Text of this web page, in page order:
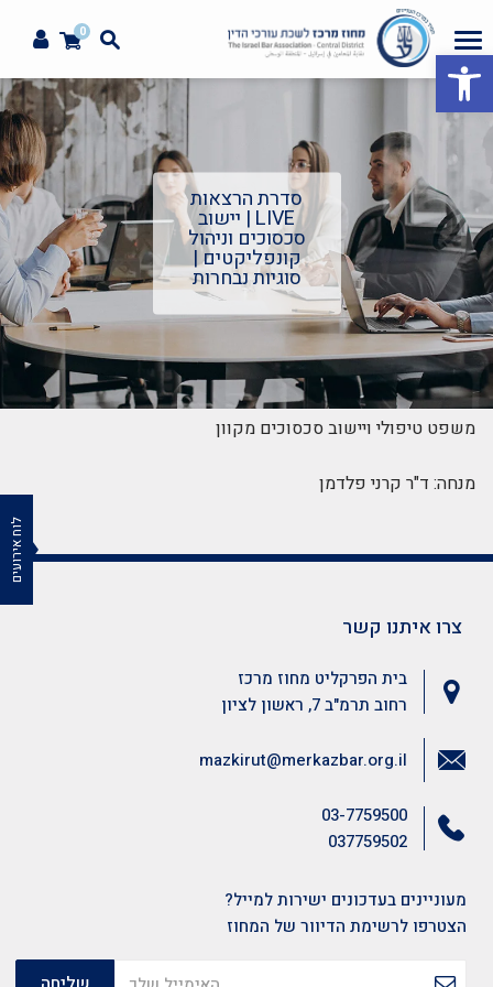
פתח סרגל נגישות
0
סדרת הרצאות
LIVE | יישוב
סכסוכים וניהול
קונפליקטים |
סוגיות נבחרות
משפט טיפולי ויישוב סכסוכים מקוון
מנחה: ד"ר קרני פלדמן
צרו איתנו קשר
בית הפרקליט מחוז מרכז
רחוב תרמ"ב 7, ראשון לציון
03-7759500
037759502
mazkirut@merkazbar.org.il
מעוניינים בעדכונים ישירות למייל?
הצטרפו לרשימת הדיוור של המחוז
לוח אירועים